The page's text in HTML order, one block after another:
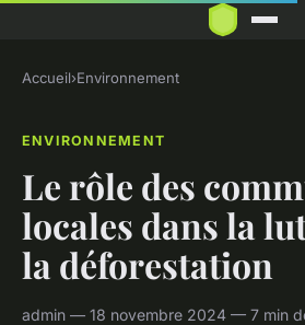
Accueil›Environnement
ENVIRONNEMENT
Le rôle des
locales dans la
la déforestation
admin — 18 novembre 2024 — 7 min